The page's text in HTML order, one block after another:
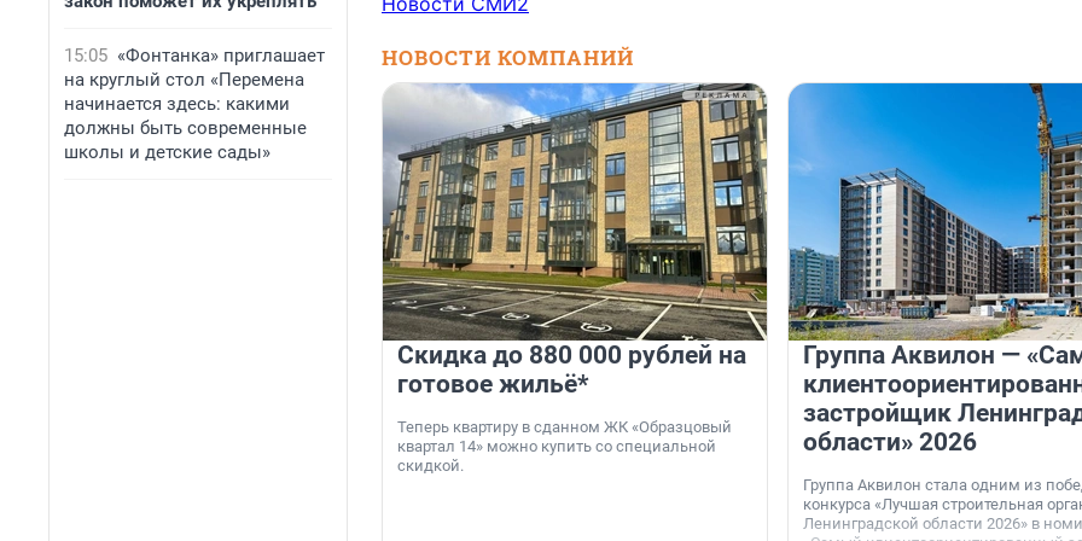
15:05 «Фонтанка» приглашает
на круглый стол «Перемена
начинается здесь: какими
должны быть современные
школы и детские сады»
НОВОСТИ КОМПАНИЙ
Скидка до 880 000 рублей на
готовое жильё*
Теперь квартиру в сданном ЖК «Образцовый
квартал 14» можно купить со специальной
скидкой.
Группа Аквилон —
застройщик
области» 2026
Группа Аквилон стала одним из
конкурса «Лучшая строительная
Ленинградской области 2026» в